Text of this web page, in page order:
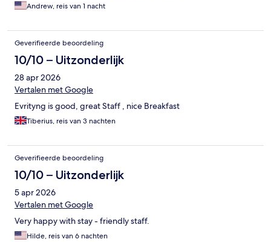
Andrew, reis van 1 nacht
Geverifieerde beoordeling
10/10 – Uitzonderlijk
28 apr 2026
Vertalen met Google
Evrityng is good, great Staff , nice Breakfast
Tiberius, reis van 3 nachten
Geverifieerde beoordeling
10/10 – Uitzonderlijk
5 apr 2026
Vertalen met Google
Very happy with stay - friendly staff.
Hilde, reis van 6 nachten